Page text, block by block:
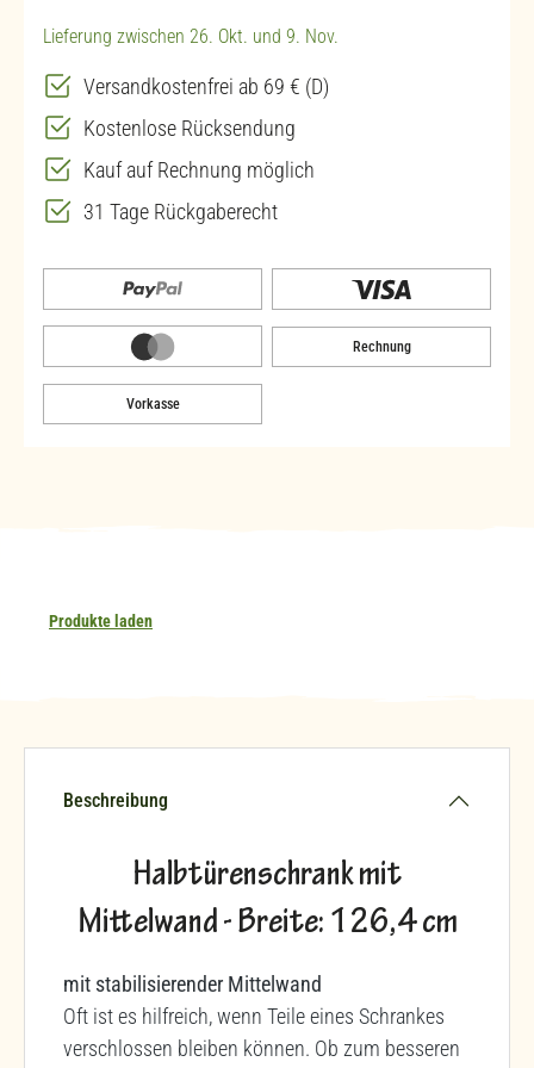
Lieferung zwischen 26. Okt. und 9. Nov.
Versandkostenfrei ab 69 € (D)
Kostenlose Rücksendung
Kauf auf Rechnung möglich
31 Tage Rückgaberecht
Rechnung
Vorkasse
Produkte laden
Beschreibung
Halbtürenschrank mit
Mittelwand - Breite: 126,4 cm
mit stabilisierender Mittelwand
Oft ist es hilfreich, wenn Teile eines Schrankes
verschlossen bleiben können. Ob zum besseren